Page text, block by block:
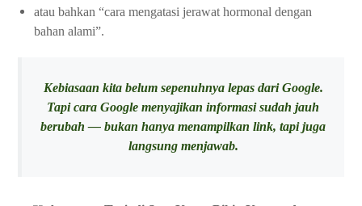
atau bahkan “cara mengatasi jerawat hormonal dengan
bahan alami”.
Kebiasaan kita belum sepenuhnya lepas dari Google.
Tapi cara Google menyajikan informasi sudah jauh
berubah — bukan hanya menampilkan link, tapi juga
langsung menjawab.